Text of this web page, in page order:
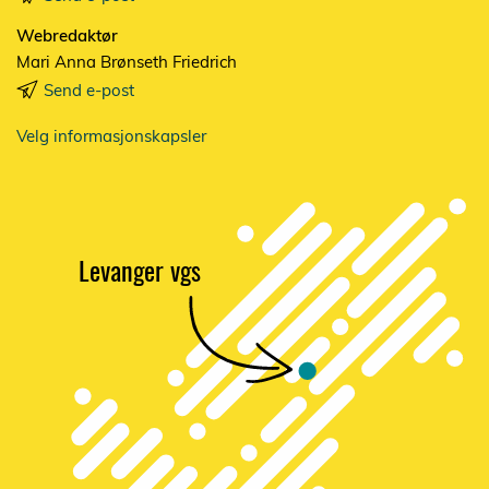
Webredaktør
Mari Anna Brønseth Friedrich
Send e-post
Velg informasjonskapsler
Levanger vgs